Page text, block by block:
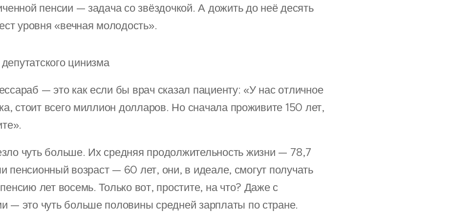
пенсии — задача со звёздочкой. А дожить до неё десять
уровня «вечная молодость».
цинизма
— это как если бы врач сказал пациенту: «У нас отличное
стоит всего миллион долларов. Но сначала проживите 150 лет,
чуть больше. Их средняя продолжительность жизни — 78,7
пенсионный возраст — 60 лет, они, в идеале, смогут получать
лет восемь. Только вот, простите, на что? Даже с
— это чуть больше половины средней зарплаты по стране.